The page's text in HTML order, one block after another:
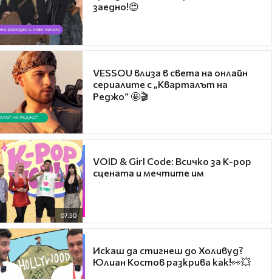
заедно!😍
VESSOU влиза в света на онлайн
сериалите с „Кварталът на
Реджо“ 🤩🎬
07:50
VOID & Girl Code: Всичко за K-pop
сцената и мечтите им
Искаш да стигнеш до Холивуд?
Юлиан Костов разкрива как!👀💥